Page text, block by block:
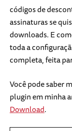
códigos de
assinaturas se
downloads. E
toda a
completa, feita
Você pode saber
plugin em minha
Download.